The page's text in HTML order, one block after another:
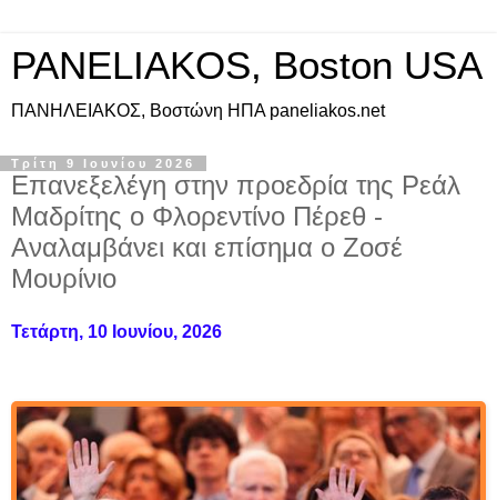
PANELIAKOS, Boston USA
ΠAΝΗΛΕΙΑΚΟΣ, Βοστώνη ΗΠΑ paneliakos.net
Τρίτη 9 Ιουνίου 2026
Επανεξελέγη στην προεδρία της Ρεάλ
Μαδρίτης ο Φλορεντίνο Πέρεθ -
Αναλαμβάνει και επίσημα ο Ζοσέ
Μουρίνιο
Τετάρτη, 10 Ιουνίου, 2026